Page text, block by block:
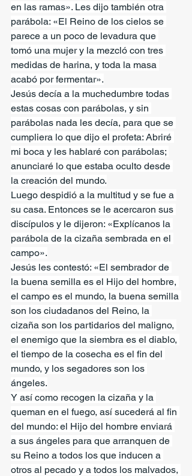
en las ramas». Les dijo también otra
parábola: «El Reino de los cielos se
parece a un poco de levadura que
tomó una mujer y la mezcló con tres
medidas de harina, y toda la masa
acabó por fermentar».
Jesús decía a la muchedumbre todas
estas cosas con parábolas, y sin
parábolas nada les decía, para que se
cumpliera lo que dijo el profeta: Abriré
mi boca y les hablaré con parábolas;
anunciaré lo que estaba oculto desde
la creación del mundo.
Luego despidió a la multitud y se fue a
su casa. Entonces se le acercaron sus
discípulos y le dijeron: «Explícanos la
parábola de la cizaña sembrada en el
campo».
Jesús les contestó: «El sembrador de
la buena semilla es el Hijo del hombre,
el campo es el mundo, la buena semilla
son los ciudadanos del Reino, la
cizaña son los partidarios del maligno,
el enemigo que la siembra es el diablo,
el tiempo de la cosecha es el fin del
mundo, y los segadores son los
ángeles.
Y así como recogen la cizaña y la
queman en el fuego, así sucederá al fin
del mundo: el Hijo del hombre enviará
a sus ángeles para que arranquen de
su Reino a todos los que inducen a
otros al pecado y a todos los malvados,